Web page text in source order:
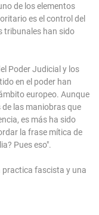
de los elementos
es el control del
tribunales han sido
Poder Judicial y los
en el poder han
europeo. Aunque
las maniobras que
es más ha sido
la frase mítica de
Pues eso".
practica fascista y una